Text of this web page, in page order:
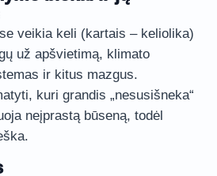
veikia keli (kartais – keliolika)
už apšvietimą, klimato
ir kitus mazgus.
kuri grandis „nesusišneka“
neįprastą būseną, todėl